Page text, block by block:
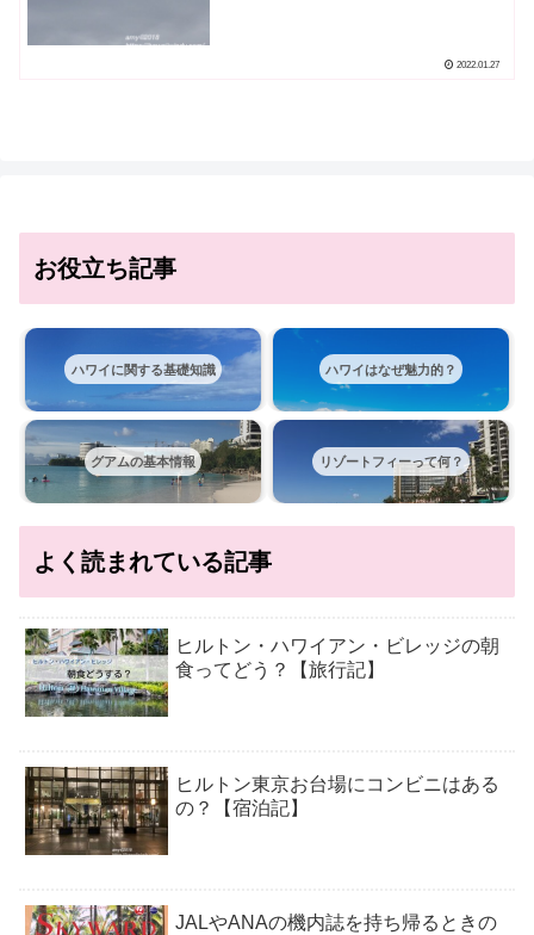
2022.01.27
お役立ち記事
ハワイに関する基礎知識 ハワイはなぜ魅力的？
グアムの基本情報 リゾートフィーって何？
よく読まれている記事
ヒルトン・ハワイアン・ビレッジの朝
食ってどう？【旅行記】
ヒルトン東京お台場にコンビニはある
の？【宿泊記】
JALやANAの機内誌を持ち帰るときの